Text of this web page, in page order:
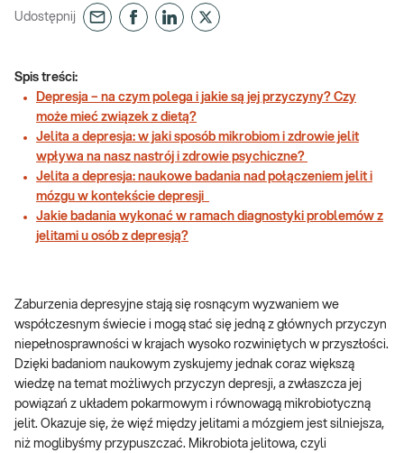
Udostępnij
Spis treści:
Depresja – na czym polega i jakie są jej przyczyny? Czy
może mieć związek z dietą?
Jelita a depresja: w jaki sposób mikrobiom i zdrowie jelit
wpływa na nasz nastrój i zdrowie psychiczne?
Jelita a depresja: naukowe badania nad połączeniem jelit i
mózgu w kontekście depresji
Jakie badania wykonać w ramach diagnostyki problemów z
jelitami u osób z depresją?
Zaburzenia depresyjne stają się rosnącym wyzwaniem we
współczesnym świecie i mogą stać się jedną z głównych przyczyn
niepełnosprawności w krajach wysoko rozwiniętych w przyszłości.
Dzięki badaniom naukowym zyskujemy jednak coraz większą
wiedzę na temat możliwych przyczyn depresji, a zwłaszcza jej
powiązań z układem pokarmowym i równowagą mikrobiotyczną
jelit. Okazuje się, że więź między jelitami a mózgiem jest silniejsza,
niż moglibyśmy przypuszczać. Mikrobiota jelitowa, czyli